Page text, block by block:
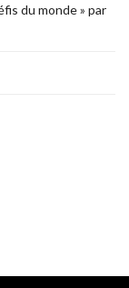
du monde » par